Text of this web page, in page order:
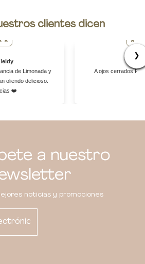
clientes dicen
❯
de Limonada y
oliendo delicioso.
❤️
A ojos cerrados
a nuestro
noticias y promociones